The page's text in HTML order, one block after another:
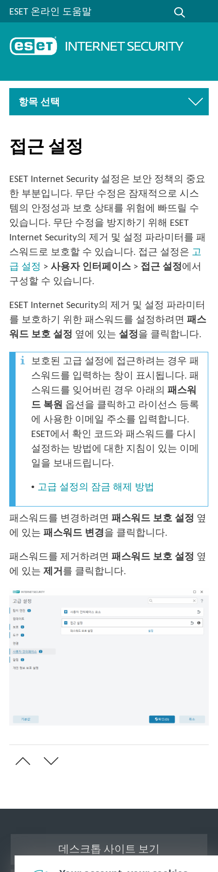
ESET 온라인 도움말
항목 선택
접근 설정
ESET Internet Security 설정은 보안 정책의 중요
한 부분입니다. 무단 수정은 잠재적으로 시스
템의 안정성과 보호 상태를 위험에 빠뜨릴 수
있습니다. 무단 수정을 방지하기 위해 ESET
Internet Security의 제거 및 설정 파라미터를 패
스워드로 보호할 수 있습니다. 접근 설정은 고
급 설정 > 사용자 인터페이스 > 접근 설정에서
구성할 수 있습니다.
ESET Internet Security의 제거 및 설정 파라미터
를 보호하기 위한 패스워드를 설정하려면패스
워드 보호 설정 옆에 있는 설정을 클릭합니다.
보호된 고급 설정에 접근하려는 경우 패
스워드를 입력하는 창이 표시됩니다. 패
스워드를 잊어버린 경우 아래의패스워
드 복원 옵션을 클릭하고 라이선스 등록
에 사용한 이메일 주소를 입력합니다.
ESET에서 확인 코드와 패스워드를 다시
설정하는 방법에 대한 지침이 있는 이메
일을 보내드립니다.
• 고급 설정의 잠금 해제 방법
패스워드를 변경하려면패스워드 보호 설정 옆
에 있는패스워드 변경을 클릭합니다.
패스워드를 제거하려면패스워드 보호 설정 옆
에 있는제거 를 클릭합니다.
데스크톱 사이트 보기